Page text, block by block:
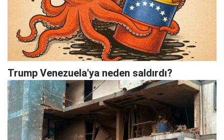
Trump Venezuela'ya neden saldırdı?